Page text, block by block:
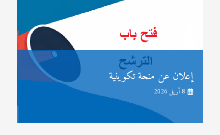
إعلان عن منحة تكوينية
8 أبريل 2026